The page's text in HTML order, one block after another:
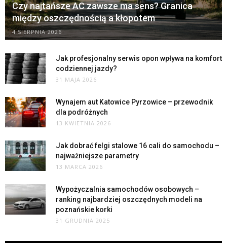
Czy najtańsze AC zawsze ma sens? Granica
między oszczędnością a kłopotem
4 SIERPNIA 2026
Jak profesjonalny serwis opon wpływa na komfort
codziennej jazdy?
31 MAJA 2026
Wynajem aut Katowice Pyrzowice – przewodnik
dla podróżnych
13 KWIETNIA 2026
Jak dobrać felgi stalowe 16 cali do samochodu –
najważniejsze parametry
13 MARCA 2026
Wypożyczalnia samochodów osobowych –
ranking najbardziej oszczędnych modeli na
poznańskie korki
31 GRUDNIA 2025